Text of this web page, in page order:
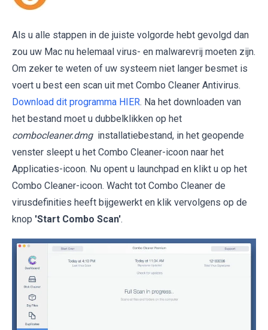
Als u alle stappen in de juiste volgorde hebt gevolgd dan
zou uw Mac nu helemaal virus- en malwarevrij moeten zijn.
Om zeker te weten of uw systeem niet langer besmet is
voert u best een scan uit met Combo Cleaner Antivirus.
Download dit programma HIER. Na het downloaden van
het bestand moet u dubbelklikken op het
combocleaner.dmg installatiebestand, in het geopende
venster sleept u het Combo Cleaner-icoon naar het
Applicaties-icoon. Nu opent u launchpad en klikt u op het
Combo Cleaner-icoon. Wacht tot Combo Cleaner de
virusdefinities heeft bijgewerkt en klik vervolgens op de
knop 'Start Combo Scan'.